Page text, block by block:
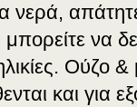
νερά,
να
Ούζο
και για